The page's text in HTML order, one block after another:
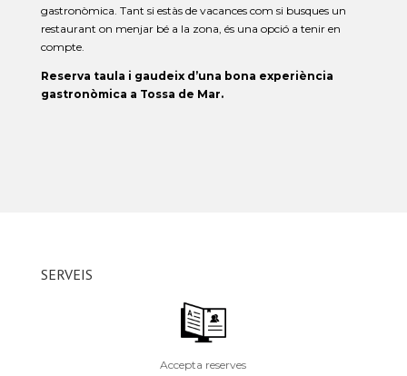
gastronòmica. Tant si estàs de vacances com si busques un
restaurant on menjar bé a la zona, és una opció a tenir en
compte.
Reserva taula i gaudeix d’una bona experiència
gastronòmica a Tossa de Mar.
SERVEIS
Accepta reserves